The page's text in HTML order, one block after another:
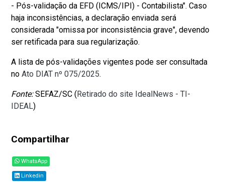
- Pós-validação da EFD (ICMS/IPI) - Contabilista". Caso
haja inconsistências, a declaração enviada será
considerada "omissa por inconsistência grave", devendo
ser retificada para sua regularização.
A lista de pós-validações vigentes pode ser consultada
noAto DIAT nº 075/2025.
Fonte:SEFAZ/SC (Retirado do site IdealNews - TI-
IDEAL)
Compartilhar
WhatsApp
Linkedin